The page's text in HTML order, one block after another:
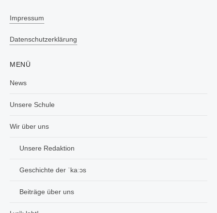
Impressum
Datenschutzerklärung
MENÜ
News
Unsere Schule
Wir über uns
Unsere Redaktion
Geschichte der ˈkaːɔs
Beiträge über uns